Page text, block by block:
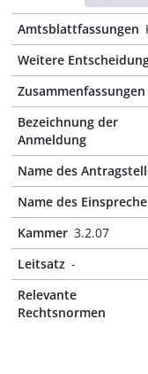
Amtsblattfassungen
Weitere
Bezeichnung der
Anmeldung
Name des
Name des
Kammer 3.2.07
Leitsatz -
Relevante
Rechtsnormen